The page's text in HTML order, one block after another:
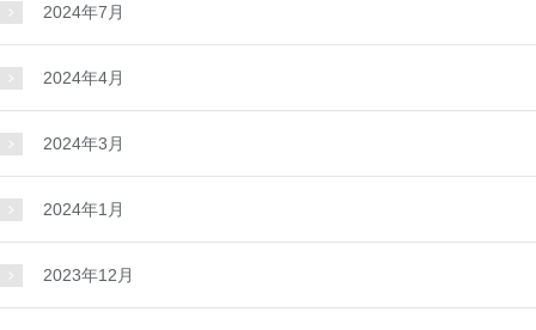
2024年7月
2024年4月
2024年3月
2024年1月
2023年12月